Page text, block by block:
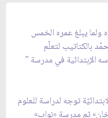
يبلغ عمره الخمس
بالكتاتيب لتعلّم
الإبتدائية في مدرسة "
توجه لدراسة للعلوم
ثم مدرسة «نواب»